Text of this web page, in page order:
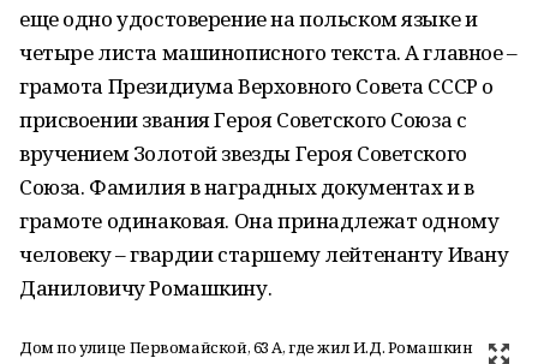
еще одно удостоверение на польском языке и
четыре листа машинописного текста. А главное –
грамота Президиума Верховного Совета СССР о
присвоении звания Героя Советского Союза с
вручением Золотой звезды Героя Советского
Союза. Фамилия в наградных документах и в
грамоте одинаковая. Она принадлежат одному
человеку – гвардии старшему лейтенанту Ивану
Даниловичу Ромашкину.
Дом по улице Первомайской, 63 А, где жил И.Д. Ромашкин